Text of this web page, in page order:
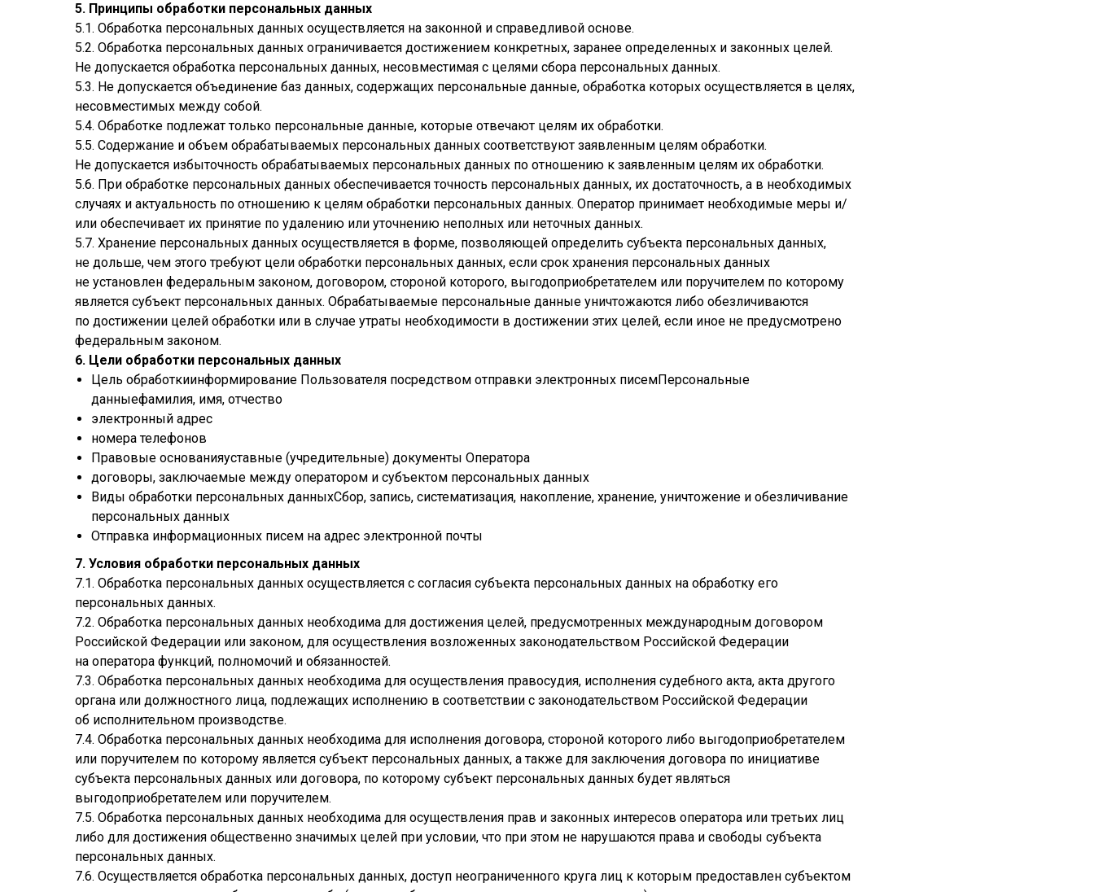
5. Принципы обработки персональных данных
5.1. Обработка персональных данных осуществляется на законной и справедливой основе.
5.2. Обработка персональных данных ограничивается достижением конкретных, заранее определенных и законных целей.
Не допускается обработка персональных данных, несовместимая с целями сбора персональных данных.
5.3. Не допускается объединение баз данных, содержащих персональные данные, обработка которых осуществляется в целях,
несовместимых между собой.
5.4. Обработке подлежат только персональные данные, которые отвечают целям их обработки.
5.5. Содержание и объем обрабатываемых персональных данных соответствуют заявленным целям обработки.
Не допускается избыточность обрабатываемых персональных данных по отношению к заявленным целям их обработки.
5.6. При обработке персональных данных обеспечивается точность персональных данных, их достаточность, а в необходимых
случаях и актуальность по отношению к целям обработки персональных данных. Оператор принимает необходимые меры и/
или обеспечивает их принятие по удалению или уточнению неполных или неточных данных.
5.7. Хранение персональных данных осуществляется в форме, позволяющей определить субъекта персональных данных,
не дольше, чем этого требуют цели обработки персональных данных, если срок хранения персональных данных
не установлен федеральным законом, договором, стороной которого, выгодоприобретателем или поручителем по которому
является субъект персональных данных. Обрабатываемые персональные данные уничтожаются либо обезличиваются
по достижении целей обработки или в случае утраты необходимости в достижении этих целей, если иное не предусмотрено
федеральным законом.
6. Цели обработки персональных данных
Цель обработкиинформирование Пользователя посредством отправки электронных писемПерсональные
данныефамилия, имя, отчество
электронный адрес
номера телефонов
Правовые основанияуставные (учредительные) документы Оператора
договоры, заключаемые между оператором и субъектом персональных данных
Виды обработки персональных данныхСбор, запись, систематизация, накопление, хранение, уничтожение и обезличивание
персональных данных
Отправка информационных писем на адрес электронной почты
7. Условия обработки персональных данных
7.1. Обработка персональных данных осуществляется с согласия субъекта персональных данных на обработку его
персональных данных.
7.2. Обработка персональных данных необходима для достижения целей, предусмотренных международным договором
Российской Федерации или законом, для осуществления возложенных законодательством Российской Федерации
на оператора функций, полномочий и обязанностей.
7.3. Обработка персональных данных необходима для осуществления правосудия, исполнения судебного акта, акта другого
органа или должностного лица, подлежащих исполнению в соответствии с законодательством Российской Федерации
об исполнительном производстве.
7.4. Обработка персональных данных необходима для исполнения договора, стороной которого либо выгодоприобретателем
или поручителем по которому является субъект персональных данных, а также для заключения договора по инициативе
субъекта персональных данных или договора, по которому субъект персональных данных будет являться
выгодоприобретателем или поручителем.
7.5. Обработка персональных данных необходима для осуществления прав и законных интересов оператора или третьих лиц
либо для достижения общественно значимых целей при условии, что при этом не нарушаются права и свободы субъекта
персональных данных.
7.6. Осуществляется обработка персональных данных, доступ неограниченного круга лиц к которым предоставлен субъектом